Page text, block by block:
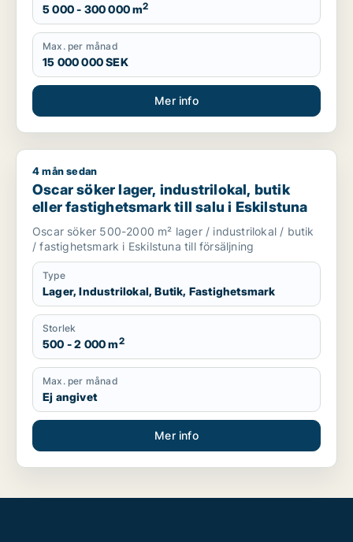
5 000 - 300 000 m2
Max. per månad
15 000 000 SEK
Mer info
Oscar söker lager, industrilokal, butik eller fastighetsmark
4 mån sedan
Oscar söker lager, industrilokal, butik
eller fastighetsmark till salu i Eskilstuna
Oscar söker 500-2000 m² lager / industrilokal / butik
/ fastighetsmark i Eskilstuna till försäljning
Type
Lager, Industrilokal, Butik, Fastighetsmark
Storlek
500 - 2 000 m2
Max. per månad
Ej angivet
Mer info